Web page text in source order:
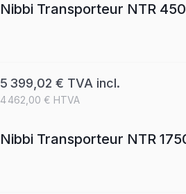
Nibbi Transporteur NTR 450
5 399,02 € TVA incl.
4 462,00 € HTVA
Nibbi Transporteur NTR